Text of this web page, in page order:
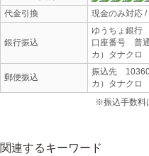
代金引換
現金のみ対応 /
銀行振込
ゆうちょ銀行
口座番号 普
カ）タナクロ
郵便振込
振込先
カ）タナクロ
※振込手数料
関連するキーワード